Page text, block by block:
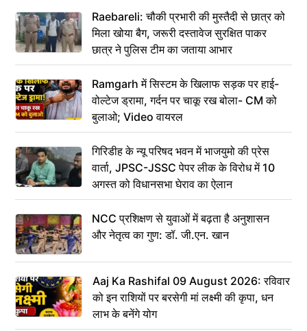
Raebareli: चौकी प्रभारी की मुस्तैदी से छात्र को
मिला खोया बैग, जरूरी दस्तावेज सुरक्षित पाकर
छात्र ने पुलिस टीम का जताया आभार
Ramgarh में सिस्टम के खिलाफ सड़क पर हाई-
वोल्टेज ड्रामा, गर्दन पर चाकू रख बोला- CM को
बुलाओ; Video वायरल
गिरिडीह के न्यू परिषद भवन में भाजयुमो की प्रेस
वार्ता, JPSC-JSSC पेपर लीक के विरोध में 10
अगस्त को विधानसभा घेराव का ऐलान
NCC प्रशिक्षण से युवाओं में बढ़ता है अनुशासन
और नेतृत्व का गुण: डॉ. जी.एन. खान
Aaj Ka Rashifal 09 August 2026: रविवार
को इन राशियों पर बरसेगी मां लक्ष्मी की कृपा, धन
लाभ के बनेंगे योग